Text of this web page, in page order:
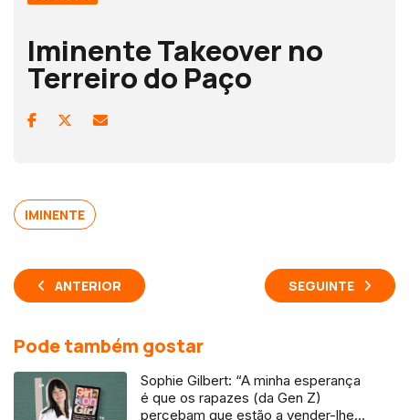
Iminente Takeover no
Terreiro do Paço
IMINENTE
ANTERIOR SEGUINTE
Pode também gostar
Sophie Gilbert: “A minha esperança
é que os rapazes (da Gen Z)
percebam que estão a vender-lhes